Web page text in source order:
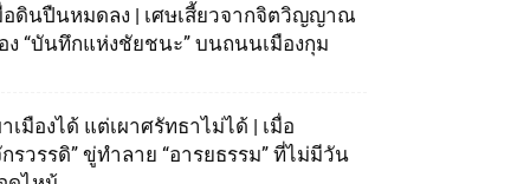
อดินปืนหมดลง | เศษเสี้ยวจากจิตวิญญาณ
ง “บันทึกแห่งชัยชนะ” บนถนนเมืองกุม
าเมืองได้ แต่เผาศรัทธาไม่ได้ | เมื่อ
กรวรรดิ” ขู่ทำลาย “อารยธรรม” ที่ไม่มีวัน